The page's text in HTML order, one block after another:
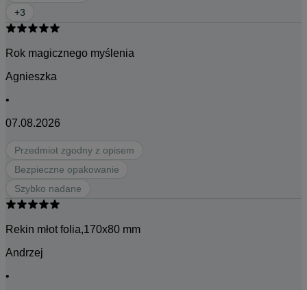
+3
Rok magicznego myślenia
Agnieszka
•
07.08.2026
Przedmiot zgodny z opisem
Bezpieczne opakowanie
Szybko nadane
Rekin młot folia,170x80 mm
Andrzej
•